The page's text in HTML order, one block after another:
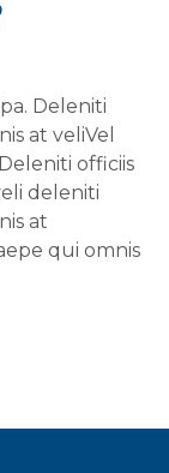
Deleniti
at veliVel
officiis
deleniti
at
qui omnis